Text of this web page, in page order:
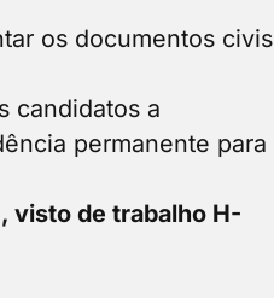
os documentos civis
candidatos a
permanente para
visto de trabalho H-